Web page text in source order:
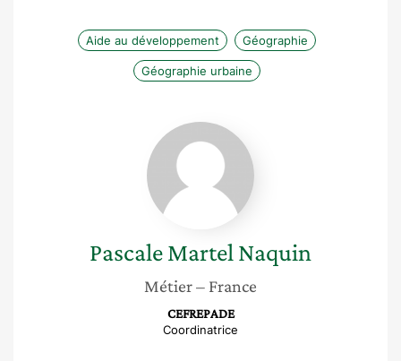
Aide au développement Géographie
Géographie urbaine
Pascale
Martel
Naquin
PascaleMartel Naquin
Métier– France
CEFREPADE
Coordinatrice